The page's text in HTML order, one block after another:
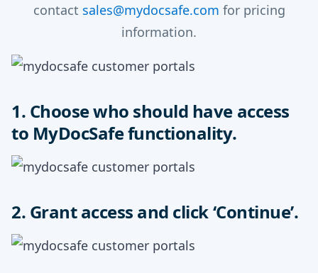
contact sales@mydocsafe.com for pricing
information.
1. Choose who should have access
to MyDocSafe functionality.
2. Grant access and click ‘Continue’.